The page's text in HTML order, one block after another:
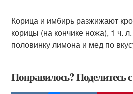
Корица и имбирь разжижают
корицы (на кончике ножа), 1 ч.
половинку лимона и мед по
Понравилось? Поделитесь